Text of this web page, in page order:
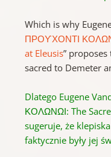
Which is why
ΠΡΟϒΧΟΝΤΙ
at Eleusis”
sacred to Demeter
Dlatego Eugene
ΚΟΛΩΝΩΙ: The
sugeruje, że
faktycznie były jej